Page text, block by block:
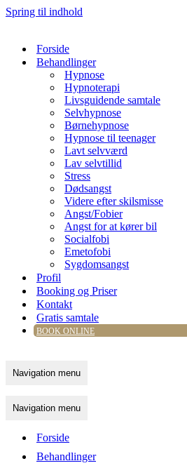
Spring til indhold
Forside
Behandlinger
Hypnose
Hypnoterapi
Livsguidende samtale
Selvhypnose
Børnehypnose
Hypnose til teenager
Lavt selvværd
Lav selvtillid
Stress
Dødsangst
Videre efter skilsmisse
Angst/Fobier
Angst for at kører bil
Socialfobi
Emetofobi
Sygdomsangst
Profil
Booking og Priser
Kontakt
Gratis samtale
BOOK ONLINE
Navigation menu
Navigation menu
Forside
Behandlinger
Gratis afklarende samtale, om